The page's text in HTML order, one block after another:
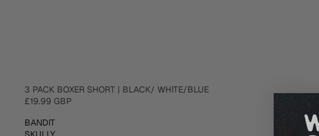
ESGOTADO
3 PACK BOXER SHORT | BLACK/ WHITE/BLUE
£19.99 GBP
BANDIT